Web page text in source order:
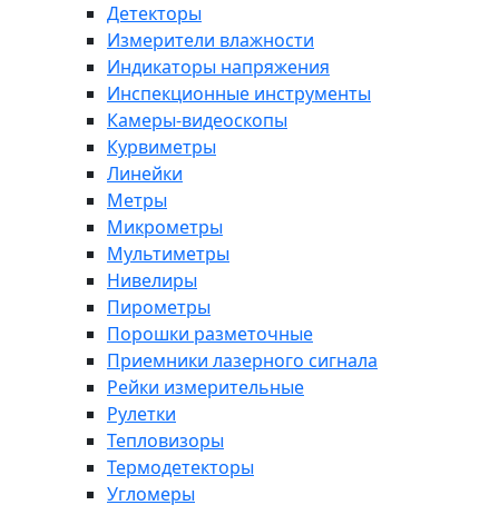
Детекторы
Измерители влажности
Индикаторы напряжения
Инспекционные инструменты
Камеры-видеоскопы
Курвиметры
Линейки
Метры
Микрометры
Мультиметры
Нивелиры
Пирометры
Порошки разметочные
Приемники лазерного сигнала
Рейки измерительные
Рулетки
Тепловизоры
Термодетекторы
Угломеры